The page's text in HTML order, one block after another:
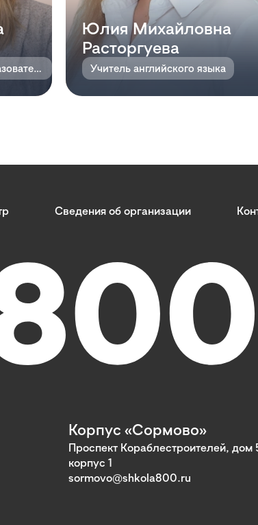
Методист по цифровым образовательным технологиям
Юлия Михайловна
Расторгуева
Учитель английского языка
Сведения об организации
Корпус «Сормово»
Проспект Кораблестроителей, дом
корпус 1
sormovo@shkola800.ru